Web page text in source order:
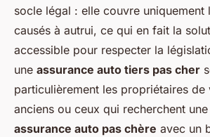
socle légal : elle couvre uniquement
causés à autrui, ce qui en fait la
accessible pour respecter la
une assurance auto tiers pas cher
particulièrement les propriétaires de
anciens ou ceux qui recherchent une
assurance auto pas chère avec un